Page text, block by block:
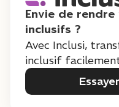
Envie de
inclusifs ?
Avec Inclusi,
inclusif